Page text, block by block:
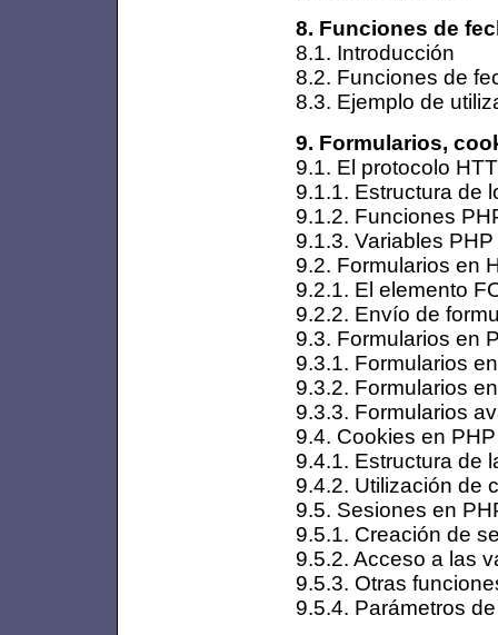
8. Funciones de
8.1. Introducción
8.2. Funciones de
8.3. Ejemplo de
9. Formularios,
9.1. El protocolo
9.1.1. Estructura de
9.1.2. Funciones
9.1.3. Variables
9.2. Formularios en
9.2.1. El elemento
9.2.2. Envío de
9.3. Formularios en
9.3.1. Formularios
9.3.2. Formularios
9.3.3. Formularios
9.4. Cookies en PHP
9.4.1. Estructura de
9.4.2. Utilización de
9.5. Sesiones en
9.5.1. Creación de
9.5.2. Acceso a las
9.5.3. Otras
9.5.4. Parámetros